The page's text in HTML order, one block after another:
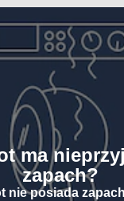
ma
zapach?
nie posiada